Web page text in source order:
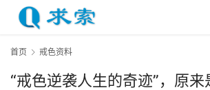
首页 戒色资料
“戒色逆袭人生的奇迹”，原